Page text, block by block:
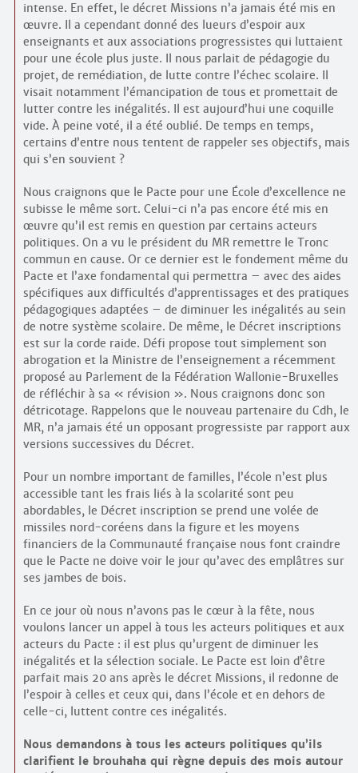
intense. En effet, le décret Missions n’a jamais été mis en
œuvre. Il a cependant donné des lueurs d’espoir aux
enseignants et aux associations progressistes qui luttaient
pour une école plus juste. Il nous parlait de pédagogie du
projet, de remédiation, de lutte contre l’échec scolaire. Il
visait notamment l’émancipation de tous et promettait de
lutter contre les inégalités. Il est aujourd’hui une coquille
vide. À peine voté, il a été oublié. De temps en temps,
certains d’entre nous tentent de rappeler ses objectifs, mais
qui s’en souvient ?
Nous craignons que le Pacte pour une École d’excellence ne
subisse le même sort. Celui-ci n’a pas encore été mis en
œuvre qu’il est remis en question par certains acteurs
politiques. On a vu le président du MR remettre le Tronc
commun en cause. Or ce dernier est le fondement même du
Pacte et l’axe fondamental qui permettra – avec des aides
spécifiques aux difficultés d’apprentissages et des pratiques
pédagogiques adaptées – de diminuer les inégalités au sein
de notre système scolaire. De même, le Décret inscriptions
est sur la corde raide. Défi propose tout simplement son
abrogation et la Ministre de l’enseignement a récemment
proposé au Parlement de la Fédération Wallonie-Bruxelles
de réfléchir à sa « révision ». Nous craignons donc son
détricotage. Rappelons que le nouveau partenaire du Cdh, le
MR, n’a jamais été un opposant progressiste par rapport aux
versions successives du Décret.
Pour un nombre important de familles, l’école n’est plus
accessible tant les frais liés à la scolarité sont peu
abordables, le Décret inscription se prend une volée de
missiles nord-coréens dans la figure et les moyens
financiers de la Communauté française nous font craindre
que le Pacte ne doive voir le jour qu’avec des emplâtres sur
ses jambes de bois.
En ce jour où nous n’avons pas le cœur à la fête, nous
voulons lancer un appel à tous les acteurs politiques et aux
acteurs du Pacte : il est plus qu’urgent de diminuer les
inégalités et la sélection sociale. Le Pacte est loin d’être
parfait mais 20 ans après le décret Missions, il redonne de
l’espoir à celles et ceux qui, dans l’école et en dehors de
celle-ci, luttent contre ces inégalités.
Nous demandons à tous les acteurs politiques qu’ils
clarifient le brouhaha qui règne depuis des mois autour